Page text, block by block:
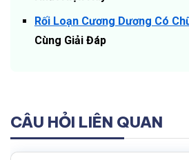
Rối Loạn Cương Dương Có
Cùng Giải Đáp
CÂU HỎI LIÊN QUAN